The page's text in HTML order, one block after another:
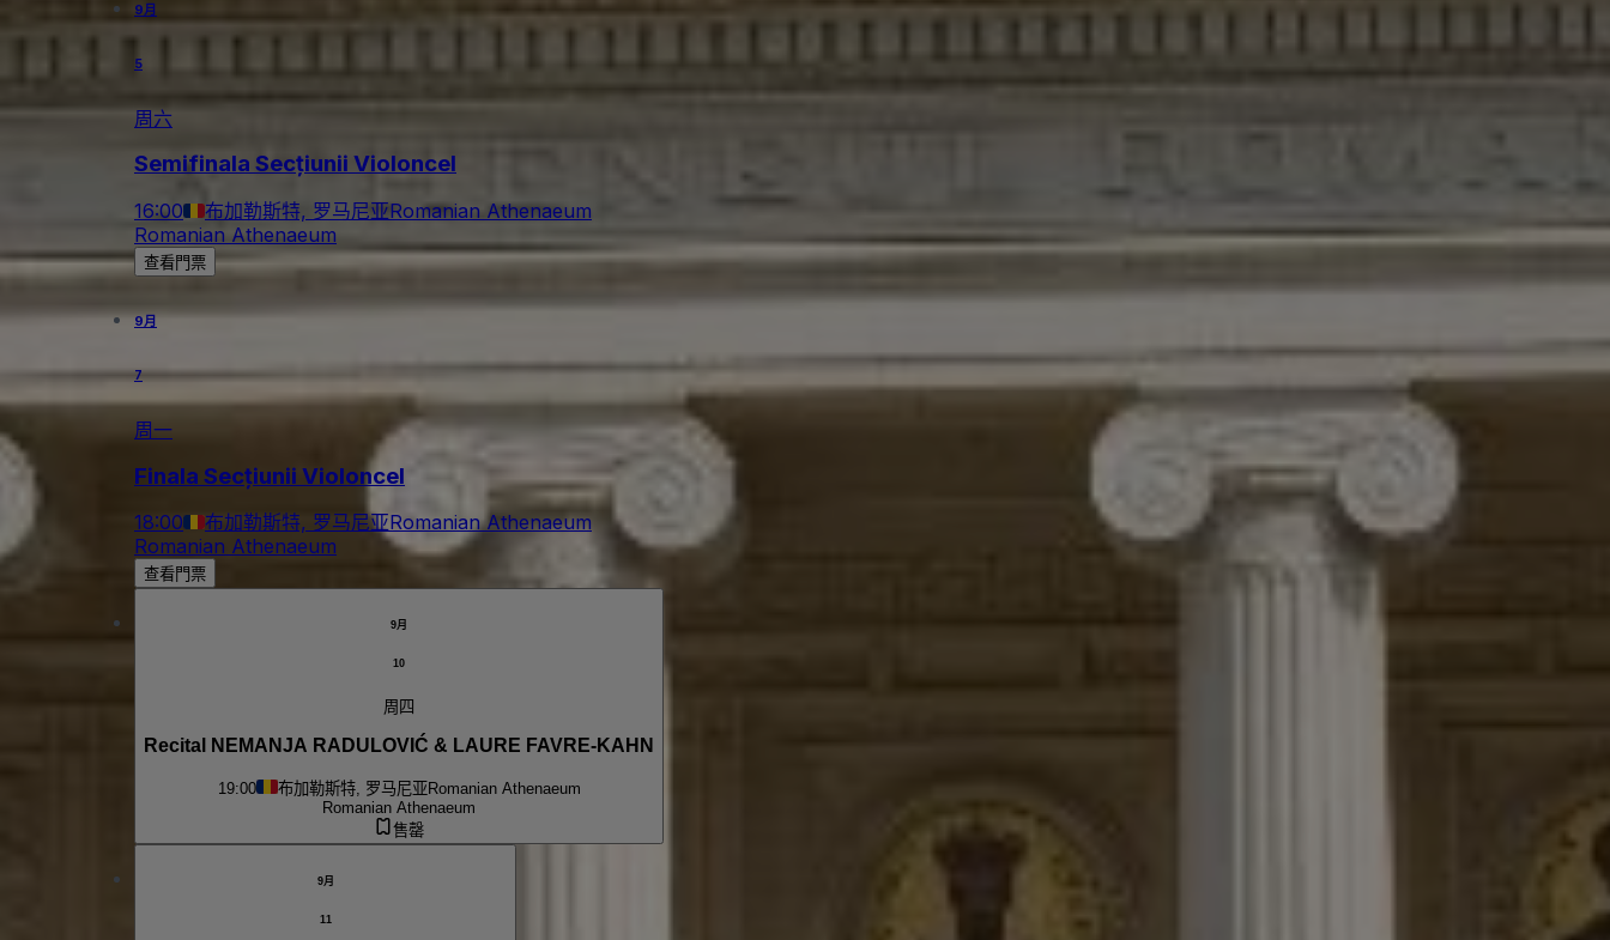
9月
5
周六
Semifinala Secțiunii Violoncel
16:00 布加勒斯特, 罗马尼亚Romanian Athenaeum
Romanian Athenaeum
查看門票
9月
7
周一
Finala Secțiunii Violoncel
18:00 布加勒斯特, 罗马尼亚Romanian Athenaeum
Romanian Athenaeum
查看門票
9月
10
周四
Recital NEMANJA RADULOVIĆ & LAURE FAVRE-KAHN
19:00 布加勒斯特, 罗马尼亚 Romanian Athenaeum
Romanian Athenaeum
售罄
9月
11